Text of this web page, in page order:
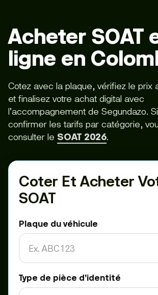
Acheter SOAT
ligne en
Cotez avec la plaque, vérifiez le prix
et finalisez votre achat digital avec
l’accompagnement de Segundazo.
confirmer les tarifs par catégorie,
consulter le SOAT 2026.
Coter Et Acheter
SOAT
Plaque du véhicule
Type de pièce d’identité